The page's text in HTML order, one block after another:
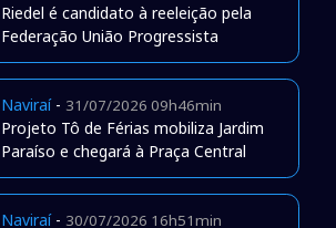
Riedel é candidato à reeleição pela
Federação União Progressista
Naviraí- 31/07/2026 09h46min
Projeto Tô de Férias mobiliza Jardim
Paraíso e chegará à Praça Central
Naviraí- 30/07/2026 16h51min